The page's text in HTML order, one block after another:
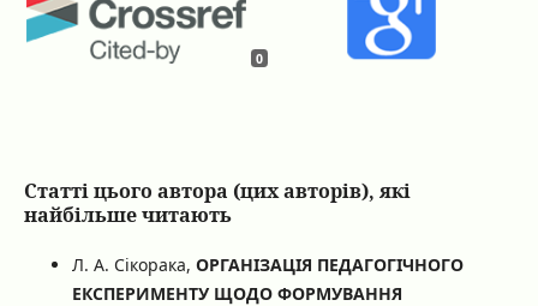
0
Статті цього автора (цих авторів), які
найбільше читають
Л. А. Сікорака, ОРГАНІЗАЦІЯ ПЕДАГОГІЧНОГО
ЕКСПЕРИМЕНТУ ЩОДО ФОРМУВАННЯ